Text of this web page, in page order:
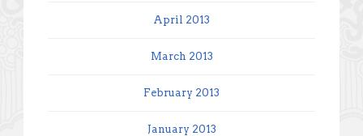
April 2013
March 2013
February 2013
January 2013